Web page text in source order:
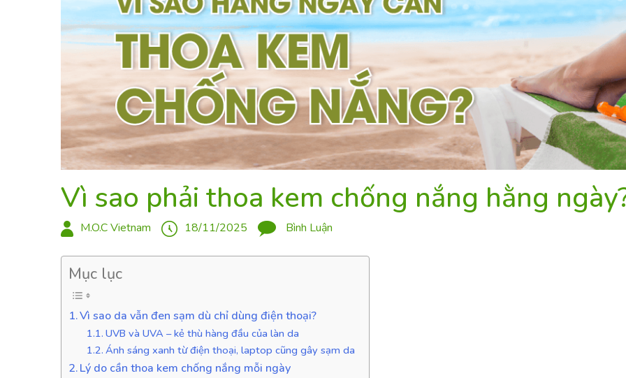
Vì sao phải thoa kem chống nắng hằng
M.O.C Vietnam 18/11/2025 Bình Luận
Mục lục
Vì sao da vẫn đen sạm dù chỉ dùng điện thoại?
UVB và UVA – kẻ thù hàng đầu của làn da
Ánh sáng xanh từ điện thoại, laptop cũng gây sạm da
Lý do cần thoa kem chống nắng mỗi ngày